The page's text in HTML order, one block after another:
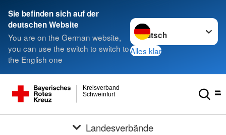
Sie befinden sich auf der
deutschen Website
You are on the German website,
you can use the switch to switch to
the English one
Sprache wechseln zu
Alles klar
Schweinfurt
Kreisverband
Landesverbände